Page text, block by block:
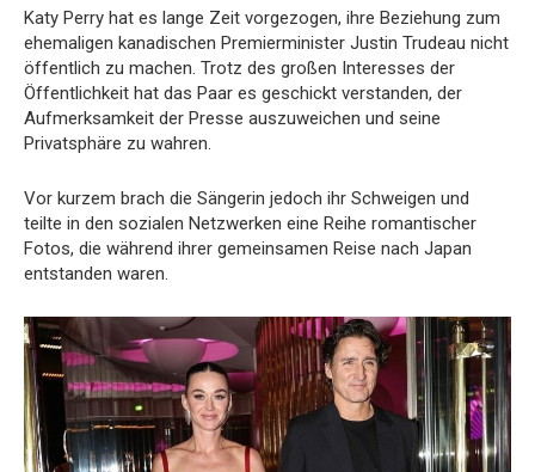
Katy Perry hat es lange Zeit vorgezogen, ihre Beziehung zum
ehemaligen kanadischen Premierminister Justin Trudeau nicht
öffentlich zu machen. Trotz des großen Interesses der
Öffentlichkeit hat das Paar es geschickt verstanden, der
Aufmerksamkeit der Presse auszuweichen und seine
Privatsphäre zu wahren.
Vor kurzem brach die Sängerin jedoch ihr Schweigen und
teilte in den sozialen Netzwerken eine Reihe romantischer
Fotos, die während ihrer gemeinsamen Reise nach Japan
entstanden waren.